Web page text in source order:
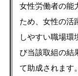
女性労働者の能
ため、女性の活
しやすい職場環
び当該取組の結
て助成されます。